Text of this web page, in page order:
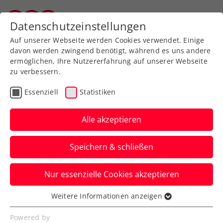
Zurück zur Newsübersicht
ATP
Erste Bank Open: Sinner
triumphiert in
Tennisthriller
Der Südtiroler holt im Finale gegen
Alexander Zverev seinen zweiten Titel
beim ATP-500-Turnier in Wien.
Verfasst von: Presseaussendung / Redaktion, 26.10.2025
Datenschutzeinstellungen
Auf unserer Webseite werden Cookies verwendet. Einige
davon werden zwingend benötigt, während es uns andere
ermöglichen, Ihre Nutzererfahrung auf unserer Webseite
zu verbessern.
Essenziell Statistiken
Alle akzeptieren
Speichern & schließen
Nur essenzielle Cookies akzeptieren
Essenziell
Essenzielle Cookies werden für grundlegende
Weitere Informationen anzeigen
Powered by